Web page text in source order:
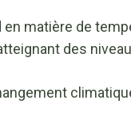
matière de
des